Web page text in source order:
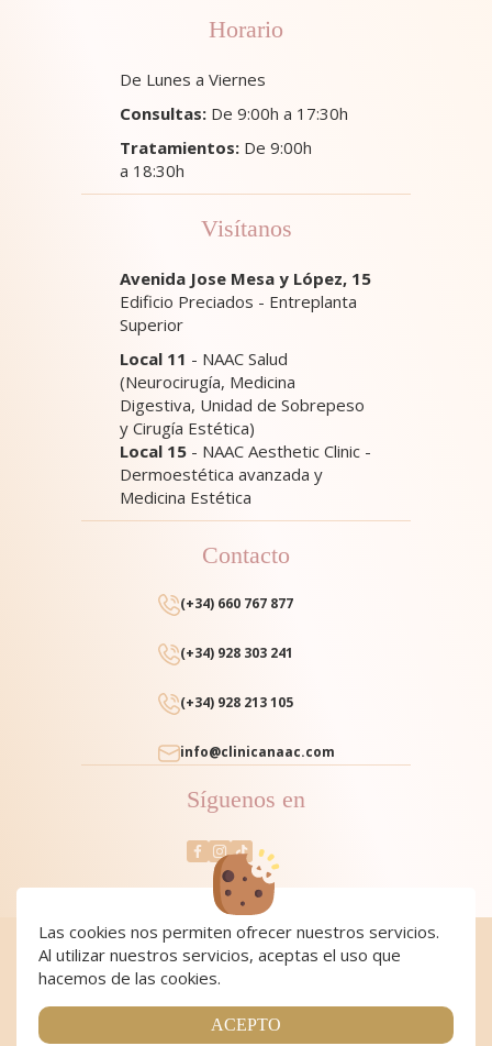
Las cookies nos permiten ofrecer nuestros servicios.
Al utilizar nuestros servicios, aceptas el uso que
hacemos de las cookies.
ACEPTO
Horario
De Lunes a Viernes
Consultas: De 9:00h a 17:30h
Tratamientos: De 9:00h
a 18:30h
Visítanos
Avenida Jose Mesa y López, 15
Edificio Preciados - Entreplanta
Superior
Local 11 - NAAC Salud
(Neurocirugía, Medicina
Digestiva, Unidad de Sobrepeso
y Cirugía Estética)
Local 15 - NAAC Aesthetic Clinic -
Dermoestética avanzada y
Medicina Estética
Contacto
(+34) 660 767 877
(+34) 928 303 241
(+34) 928 213 105
info@clinicanaac.com
Síguenos en
Cookies| Cookies policy|Aviso Legal y Política de Privacidad
Condiciones de compra
Página realizada porWeb Las Palmas